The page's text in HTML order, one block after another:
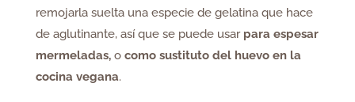
remojarla suelta una especie de gelatina que hace
de aglutinante, así que se puede usar para espesar
mermeladas,o como sustituto del huevo en la
cocina vegana.